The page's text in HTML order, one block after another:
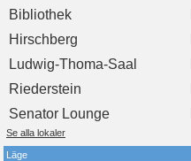
Bibliothek
Hirschberg
Ludwig-Thoma-Saal
Riederstein
Senator Lounge
Se alla lokaler
Läge